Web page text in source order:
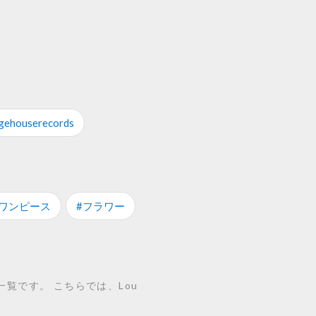
ンピース #フラワー
です。 こちらでは、Lou